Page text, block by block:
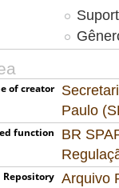
of creator
Paulo
function
BR
Repository Arquivo